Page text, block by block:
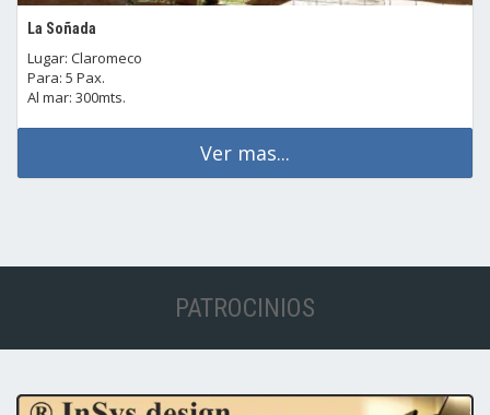
La Soñada
Lugar: Claromeco
Para: 5 Pax.
Al mar: 300mts.
Ver mas...
PATROCINIOS